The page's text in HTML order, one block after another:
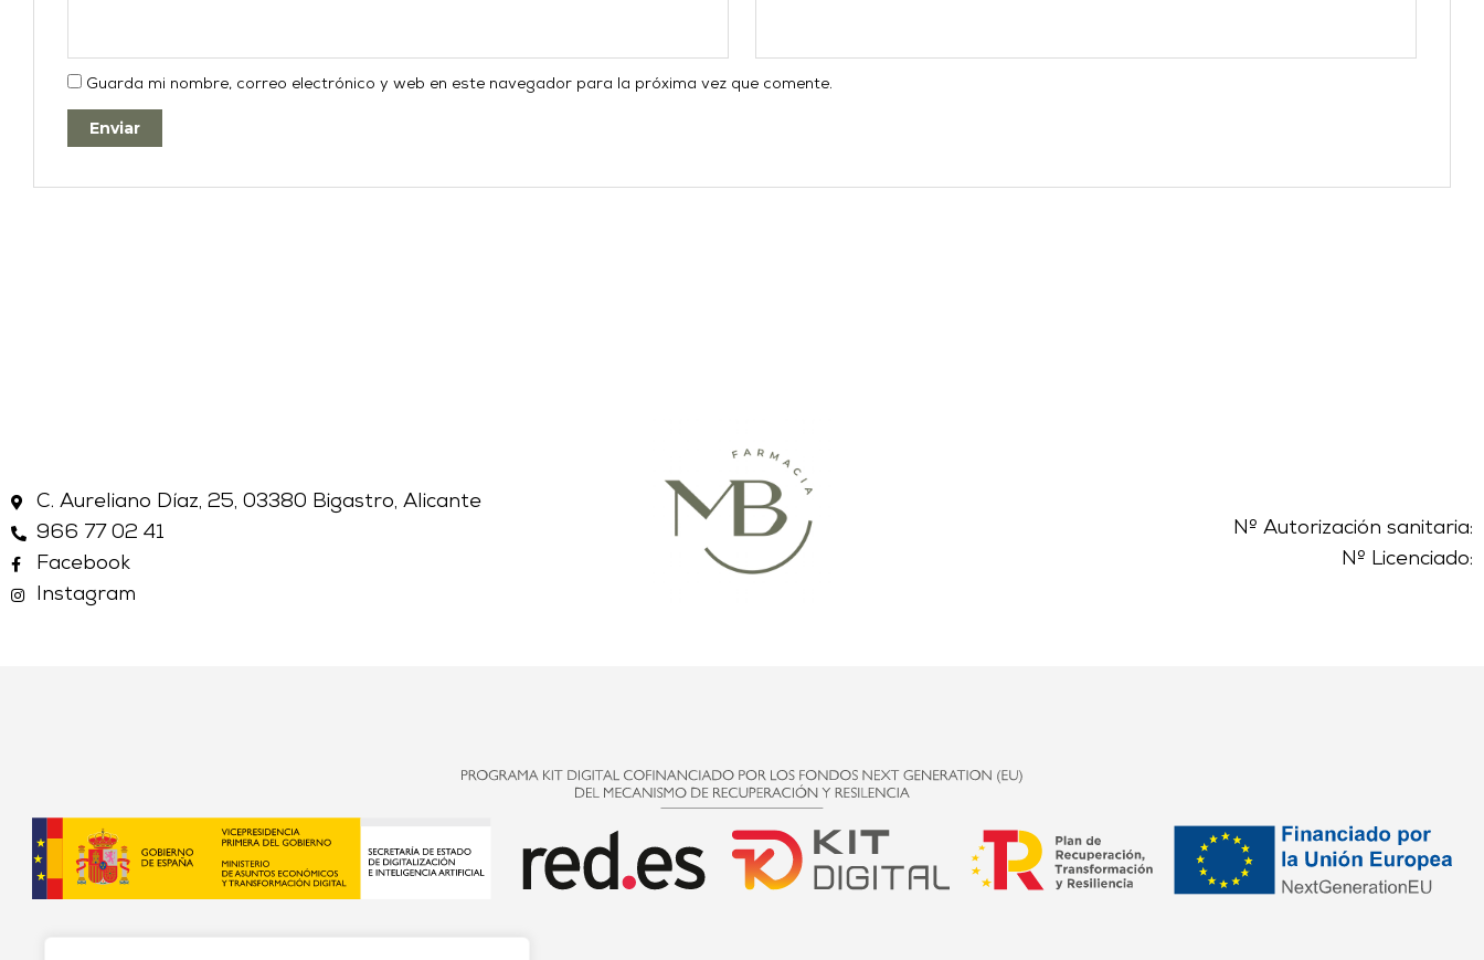
Guarda mi nombre, correo electrónico y web en este navegador para la próxima vez que comente.
C. Aureliano Díaz, 25, 03380 Bigastro, Alicante
966 77 02 41
Facebook
Instagram
Nº Autorización sanitaria:
Nº Licenciado: